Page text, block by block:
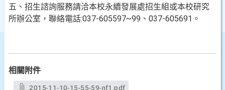
五、招生諮詢服務請洽本校永續發展處招生組或本校研究
所辦公室，聯絡電話:037-605597~99、037-605691。
相關附件
2015-11-10-15-55-59-nf1.pdf